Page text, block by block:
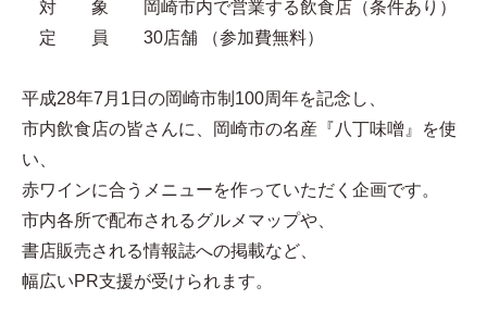
対 象 岡崎市内で営業する飲食店（条件あり）
定 員 30店舗 （参加費無料）
平成28年7月1日の岡崎市制100周年を記念し、
市内飲食店の皆さんに、岡崎市の名産『八丁味噌』を使
い、
赤ワインに合うメニューを作っていただく企画です。
市内各所で配布されるグルメマップや、
書店販売される情報誌への掲載など、
幅広いPR支援が受けられます。